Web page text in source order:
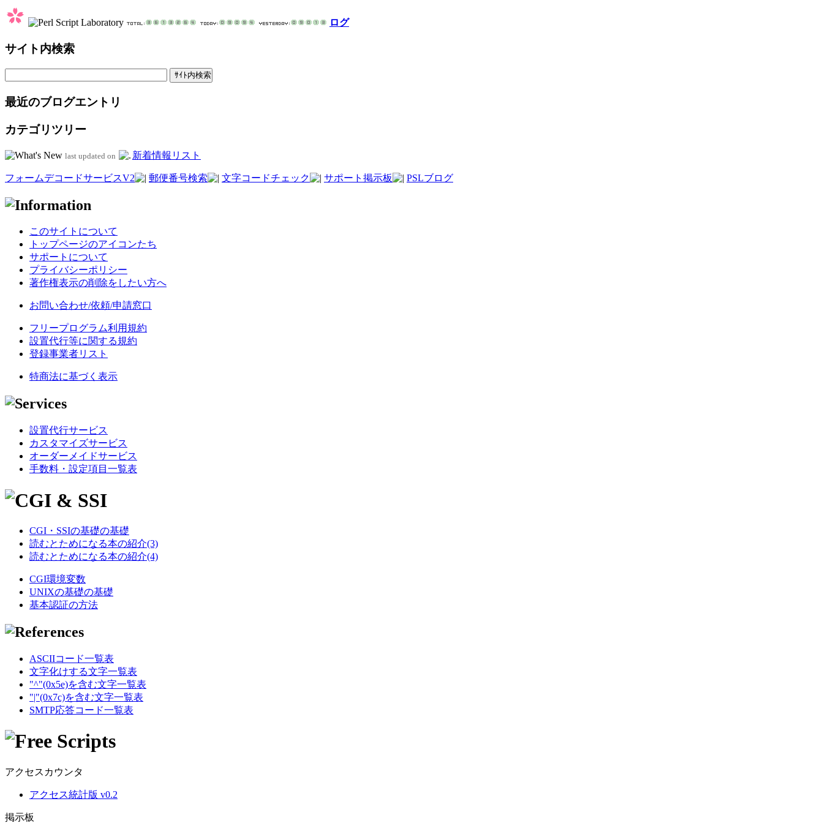
ログ
サイト内検索
最近のブログエントリ
カテゴリツリー
last updated on 新着情報リスト
フォームデコードサービスV2 郵便番号検索 文字コードチェック サポート掲示板 PSLブログ
このサイトについて
トップページのアイコンたち
サポートについて
プライバシーポリシー
著作権表示の削除をしたい方へ
お問い合わせ/依頼/申請窓口
フリープログラム利用規約
設置代行等に関する規約
登録事業者リスト
特商法に基づく表示
設置代行サービス
カスタマイズサービス
オーダーメイドサービス
手数料・設定項目一覧表
CGI・SSIの基礎の基礎
読むとためになる本の紹介(3)
読むとためになる本の紹介(4)
CGI環境変数
UNIXの基礎の基礎
基本認証の方法
ASCIIコード一覧表
文字化けする文字一覧表
"^"(0x5e)を含む文字一覧表
"|"(0x7c)を含む文字一覧表
SMTP応答コード一覧表
アクセスカウンタ
アクセス統計版 v0.2
掲示板